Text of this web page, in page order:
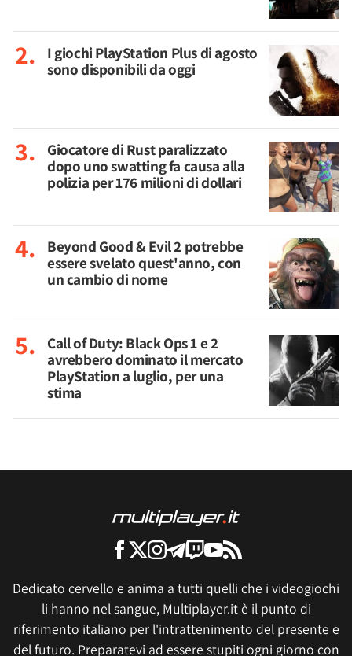
I giochi PlayStation Plus di agosto
sono disponibili da oggi
Giocatore di Rust paralizzato
dopo uno swatting fa causa alla
polizia per 176 milioni di dollari
Beyond Good & Evil 2 potrebbe
essere svelato quest'anno, con
un cambio di nome
Call of Duty: Black Ops 1 e 2
avrebbero dominato il mercato
PlayStation a luglio, per una
stima
Dedicato cervello e anima a tutti quelli che i videogiochi
li hanno nel sangue, Multiplayer.it è il punto di
riferimento italiano per l'intrattenimento del presente e
del futuro. Preparatevi ad essere stupiti ogni giorno con